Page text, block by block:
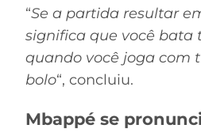
“Se a partida resultar
significa que você bata
quando você joga com
bolo“, concluiu.
Mbappé se